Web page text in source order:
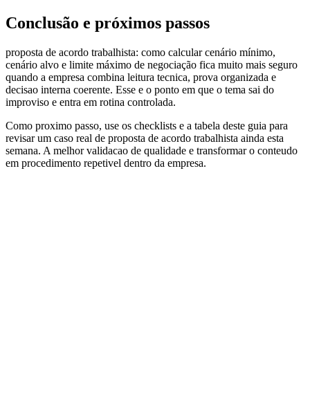
Conclusão e próximos passos
proposta de acordo trabalhista: como calcular cenário mínimo,
cenário alvo e limite máximo de negociação fica muito mais seguro
quando a empresa combina leitura tecnica, prova organizada e
decisao interna coerente. Esse e o ponto em que o tema sai do
improviso e entra em rotina controlada.
Como proximo passo, use os checklists e a tabela deste guia para
revisar um caso real de proposta de acordo trabalhista ainda esta
semana. A melhor validacao de qualidade e transformar o conteudo
em procedimento repetivel dentro da empresa.